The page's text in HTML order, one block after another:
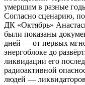
умершим в разные
Согласно сценарию,
ДК «Октябрь»
были показаны
дней — от первых
энергоблоке до
ликвидации его
радиоактивной
людей —